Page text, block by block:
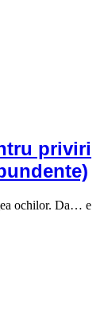
priviri
ochilor. Da… e